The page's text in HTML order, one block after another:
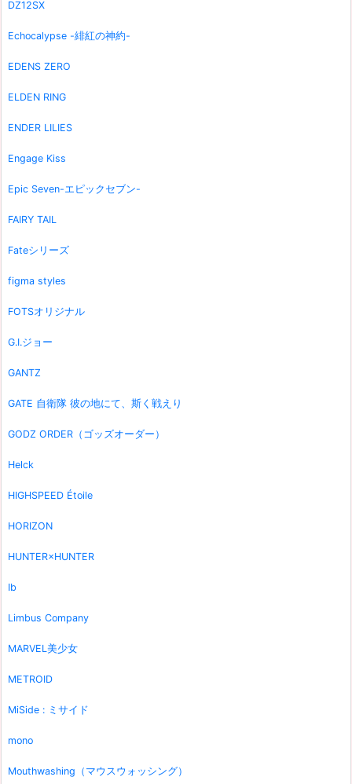
DZ12SX
Echocalypse -緋紅の神約-
EDENS ZERO
ELDEN RING
ENDER LILIES
Engage Kiss
Epic Seven-エピックセブン-
FAIRY TAIL
Fateシリーズ
figma styles
FOTSオリジナル
G.I.ジョー
GANTZ
GATE 自衛隊 彼の地にて、斯く戦えり
GODZ ORDER（ゴッズオーダー）
Helck
HIGHSPEED Étoile
HORIZON
HUNTER×HUNTER
Ib
Limbus Company
MARVEL美少女
METROID
MiSide : ミサイド
mono
Mouthwashing（マウスウォッシング）